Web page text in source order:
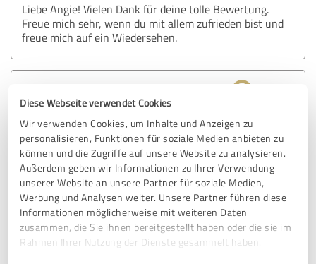
Diese Webseite verwendet Cookies
Wir verwenden Cookies, um Inhalte und Anzeigen zu
personalisieren, Funktionen für soziale Medien anbieten zu
können und die Zugriffe auf unsere Website zu analysieren.
Außerdem geben wir Informationen zu Ihrer Verwendung
unserer Website an unsere Partner für soziale Medien,
Werbung und Analysen weiter. Unsere Partner führen diese
Informationen möglicherweise mit weiteren Daten
zusammen, die Sie ihnen bereitgestellt haben oder die sie im
Rahmen Ihrer Nutzung der Dienste gesammelt haben.
Liebe Angie! Vielen Dank für deine tolle Bewertung.
Freue mich sehr, wenn du mit allem zufrieden bist und
freue mich auf ein Wiedersehen.
SEHR GUT Empfehlung
Es war ein sehr entspannendes Erlebnis. Die Beratung war
top und die Produkte sind hochwertig.
Mir hat es sehr gut getan und deshalb komme ich gerne
wieder